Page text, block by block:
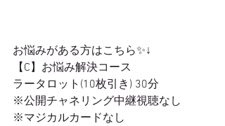
お悩みがある方はこちら✨↓
【C】お悩み解決コース
ラータロット(10枚引き) 30分
※公開チャネリング中継視聴なし
※マジカルカードなし